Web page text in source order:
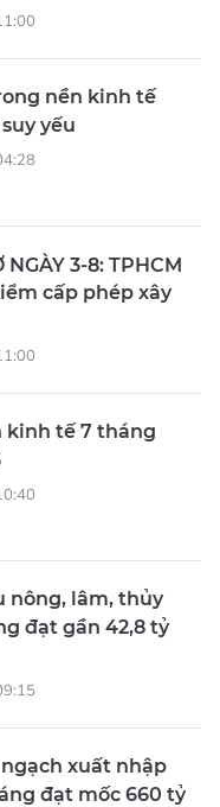
nền kinh tế
yếu
NGÀY 3-8: TPHCM
cấp phép xây
kinh tế 7 tháng
nông, lâm, thủy
đạt gần 42,8 tỷ
xuất nhập
đạt mốc 660 tỷ